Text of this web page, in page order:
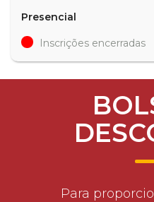
Presencial
Inscrições encerradas
Para